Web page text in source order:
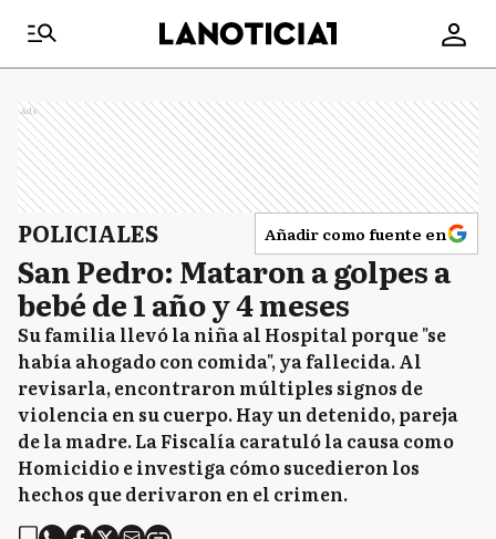
Ads
POLICIALES Añadir como fuente en
San Pedro: Mataron a golpes a
bebé de 1 año y 4 meses
Su familia llevó la niña al Hospital porque "se
había ahogado con comida", ya fallecida. Al
revisarla, encontraron múltiples signos de
violencia en su cuerpo. Hay un detenido, pareja
de la madre. La Fiscalía caratuló la causa como
Homicidio e investiga cómo sucedieron los
hechos que derivaron en el crimen.